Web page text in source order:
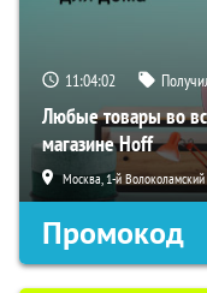
11:04:01
Любые товары во
магазине Hoff
Москва, 1-й Волоколамский
Промокод